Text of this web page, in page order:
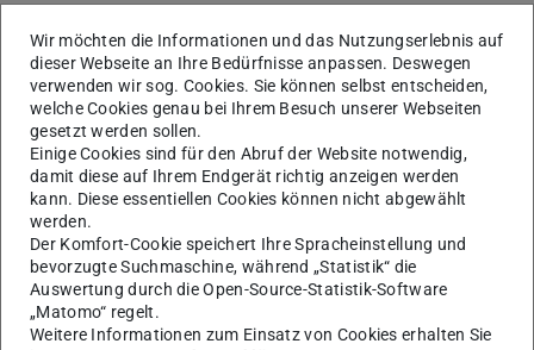
über die strategische Weiterentwicklung des Fachbereichs
Elektrotechnik und Informationstechnik.
Anschließend erhielten Vertreterinnen und Vertreter
sämtlicher Statusgruppen wie auch der
Gleichstellungsbeauftragten die Gelegenheit, ihre
aktuellen Interessenslagen im Rahmen von
Impulsvorträgen darzulegen: Neben den Auswirkungen
derzeitiger Sanierungsarbeiten und längerfristigen
Beschäftigungsperspektiven konnten auch Themen wie
Vereinbarkeit von Familie und Beruf oder die
Wir möchten die Informationen und das Nutzungserlebnis auf
dieser Webseite an Ihre Bedürfnisse anpassen. Deswegen
verwenden wir sog. Cookies. Sie können selbst entscheiden,
welche Cookies genau bei Ihrem Besuch unserer Webseiten
gesetzt werden sollen.
Einige Cookies sind für den Abruf der Website notwendig,
damit diese auf Ihrem Endgerät richtig anzeigen werden
kann. Diese essentiellen Cookies können nicht abgewählt
werden.
Der Komfort-Cookie speichert Ihre Spracheinstellung und
bevorzugte Suchmaschine, während „Statistik“ die
Auswertung durch die Open-Source-Statistik-Software
„Matomo“ regelt.
Weitere Informationen zum Einsatz von Cookies erhalten Sie